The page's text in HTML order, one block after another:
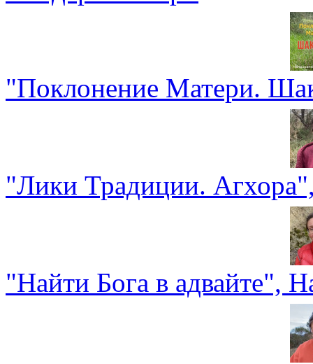
"Поклонение Матери.
"Лики Традиции.
"Найти Бога в адвайте",